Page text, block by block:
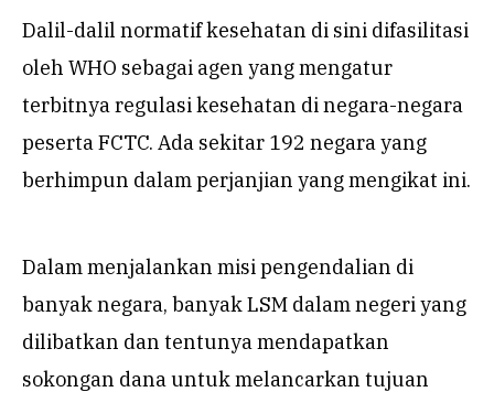
Dalil-dalil normatif kesehatan di sini difasilitasi
oleh WHO sebagai agen yang mengatur
terbitnya regulasi kesehatan di negara-negara
peserta FCTC. Ada sekitar 192 negara yang
berhimpun dalam perjanjian yang mengikat ini.
Dalam menjalankan misi pengendalian di
banyak negara, banyak LSM dalam negeri yang
dilibatkan dan tentunya mendapatkan
sokongan dana untuk melancarkan tujuan